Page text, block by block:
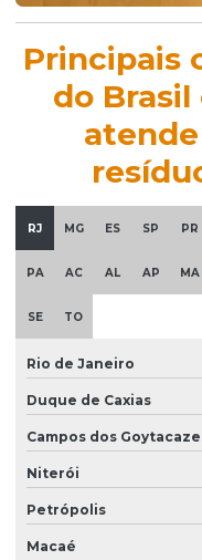
Principais
do
RJ MG ES SP PR
PA AC AL AP MA
SE TO
Rio de Janeiro
Duque de Caxias
Campos dos
Niterói
Petrópolis
Macaé